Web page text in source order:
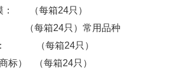
（每箱24只）
（每箱24只）常用品种
（每箱24只）
标） （每箱24只）